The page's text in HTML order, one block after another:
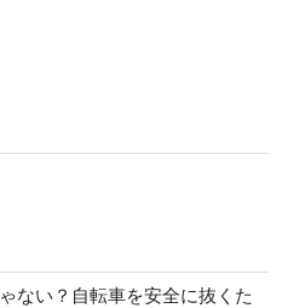
ない？自転車を安全に抜くた